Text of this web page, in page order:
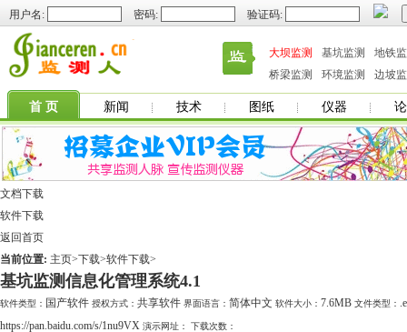
用户名: 密码: 验证码:
大坝监测 基坑监测
地铁
桥梁监测
环境监测 边坡
首 页 新闻 技术 图纸 仪器
文档下载
软件下载
返回首页
当前位置: 主页>下载>软件下载>
基坑监测信息化管理系统4.1
软件类型： 国产软件 授权方式： 共享软件 界面语言： 简体中文 软件大小： 7.6MB 文件类型：
https://pan.baidu.com/s/1nu9VX 演示网址： 下载次数：